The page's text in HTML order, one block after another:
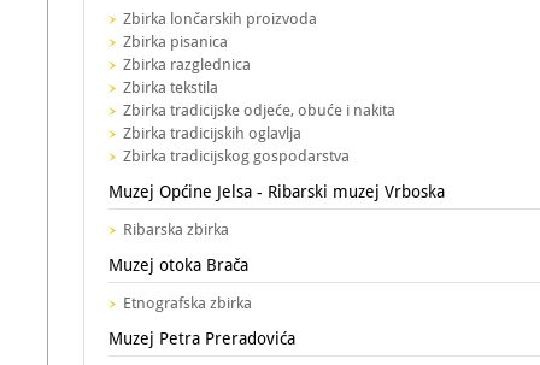
Zbirka lončarskih proizvoda
Zbirka pisanica
Zbirka razglednica
Zbirka tekstila
Zbirka tradicijske odjeće, obuće i nakita
Zbirka tradicijskih oglavlja
Zbirka tradicijskog gospodarstva
Muzej Općine Jelsa - Ribarski muzej Vrboska
Ribarska zbirka
Muzej otoka Brača
Etnografska zbirka
Muzej Petra Preradovića